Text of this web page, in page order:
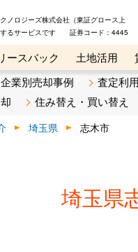
ノロジーズ株式会社（東証グロース上
するサービスです 証券コード：4445
ースバック 土地活用
オンライン講座 リビン
企業別売却事例 査定利
住み替え・買い替え
埼玉県 志木市
埼玉県